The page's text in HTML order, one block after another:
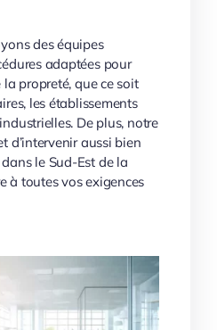
des équipes
adaptées pour
propreté, que ce soit
les établissements
De plus, notre
d’intervenir aussi bien
le Sud-Est de la
à toutes vos exigences